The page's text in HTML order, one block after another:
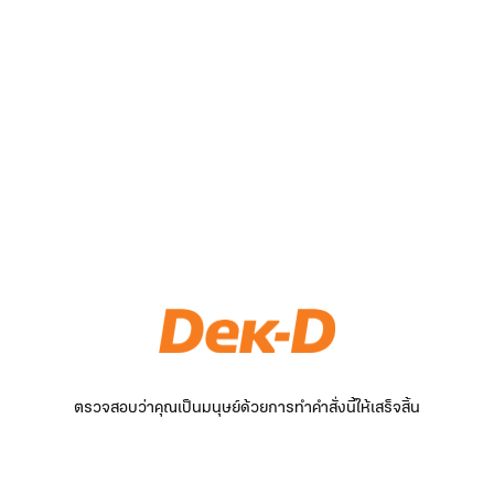
ตรวจสอบว่าคุณเป็นมนุษย์ด้วยการทำคำสั่งนี้ให้เสร็จสิ้น